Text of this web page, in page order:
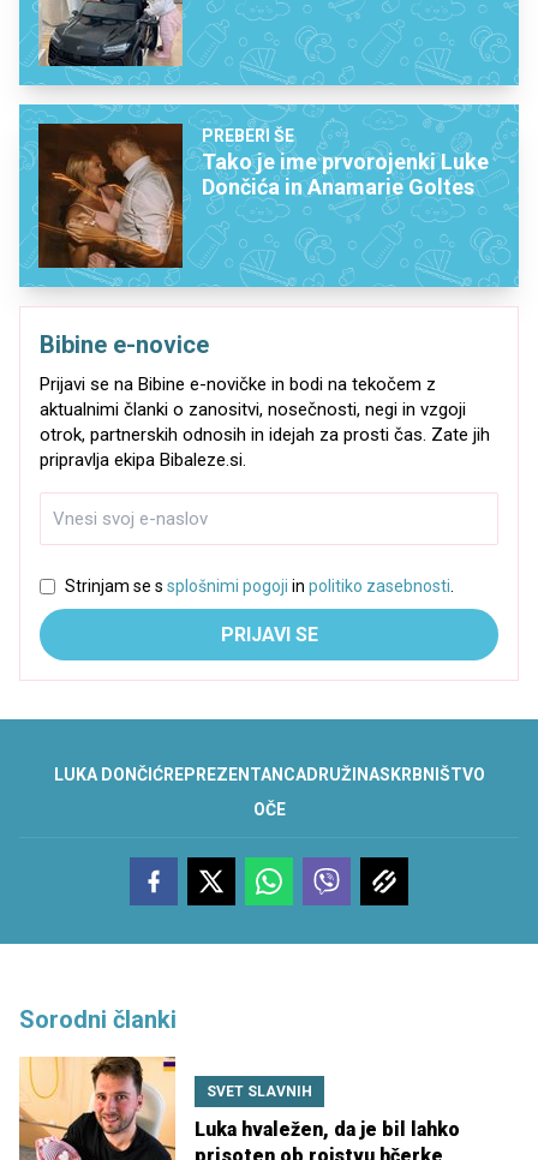
PREBERI ŠE
Tako je ime prvorojenki Luke
Dončića in Anamarie Goltes
Bibine e-novice
Prijavi se na Bibine e-novičke in bodi na tekočem z
aktualnimi članki o zanositvi, nosečnosti, negi in vzgoji
otrok, partnerskih odnosih in idejah za prosti čas. Zate jih
pripravlja ekipa Bibaleze.si.
Strinjam se s splošnimi pogoji in politiko zasebnosti.
PRIJAVI SE
LUKA DONČIĆREPREZENTANCADRUŽINASKRBNIŠTVO
OČE
Sorodni članki
SVET SLAVNIH
Luka hvaležen, da je bil lahko